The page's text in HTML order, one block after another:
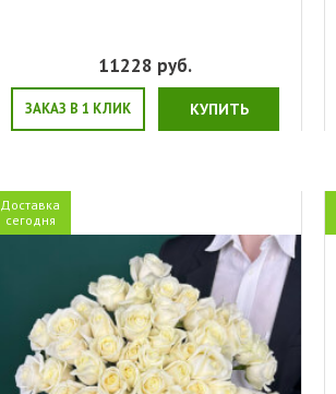
11228 руб.
ЗАКАЗ В 1 КЛИК КУПИТЬ
Доставка
сегодня